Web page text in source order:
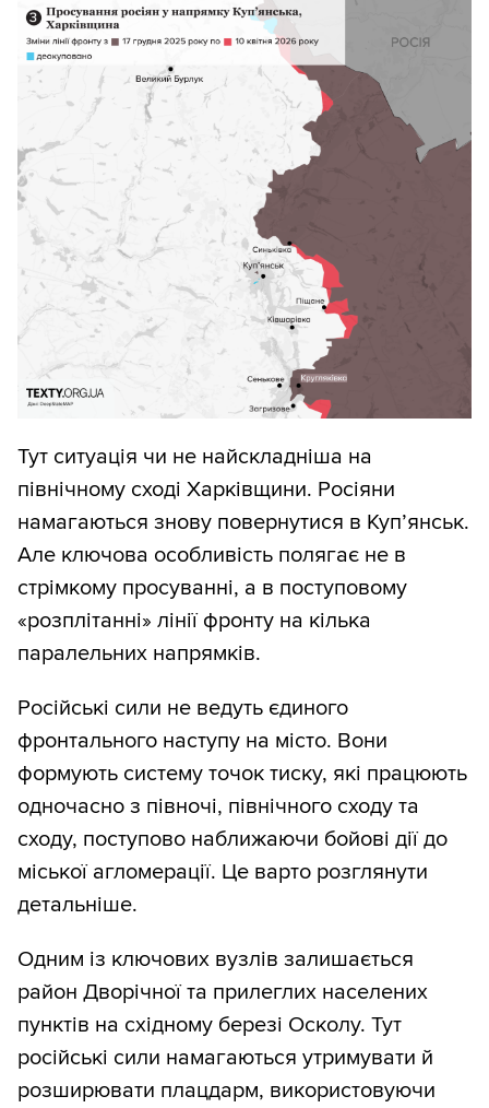
Тут ситуація чи не найскладніша на
північному сході Харківщини. Росіяни
намагаються знову повернутися в Купʼянськ.
Але ключова особливість полягає не в
стрімкому просуванні, а в поступовому
«розплітанні» лінії фронту на кілька
паралельних напрямків.
Російські сили не ведуть єдиного
фронтального наступу на місто. Вони
формують систему точок тиску, які працюють
одночасно з півночі, північного сходу та
сходу, поступово наближаючи бойові дії до
міської агломерації. Це варто розглянути
детальніше.
Одним із ключових вузлів залишається
район Дворічної та прилеглих населених
пунктів на східному березі Осколу. Тут
російські сили намагаються утримувати й
розширювати плацдарм, використовуючи